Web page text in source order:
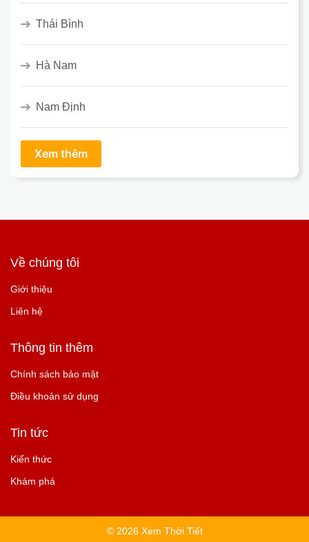
Thái Bình
Hà Nam
Nam Định
Về chúng tôi
Giới thiệu
Liên hệ
Thông tin thêm
Chính sách bảo mật
Điều khoản sử dụng
Tin tức
Kiến thức
Khám phá
© 2026 Xem Thời Tiết